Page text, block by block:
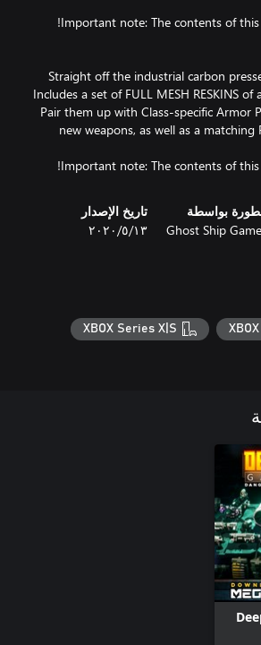
Straight off the industrial carbon
Includes a set of FULL MESH RESKINS
Pair them up with Class-specific Armor
new weapons, as well as a
Important note: The contents of this
بواسطة
Ghost Ship
تاريخ الإصدار
١٣‏/٥‏/٢٠٢٠
XBOX Series X|S